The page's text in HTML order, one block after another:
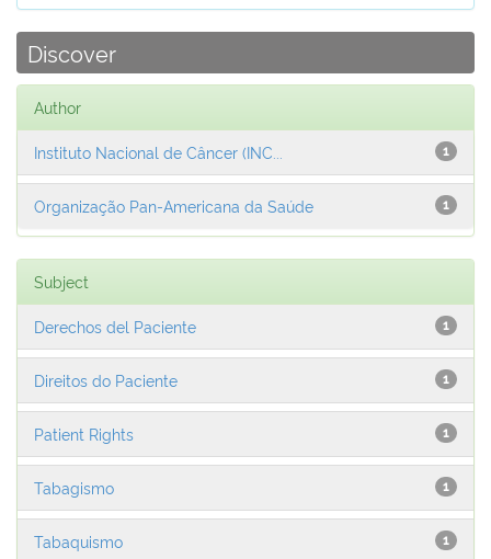
Discover
Author
1
Instituto Nacional de Câncer (INC...
1
Organização Pan-Americana da Saúde
Subject
1
Derechos del Paciente
1
Direitos do Paciente
1
Patient Rights
1
Tabagismo
1
Tabaquismo